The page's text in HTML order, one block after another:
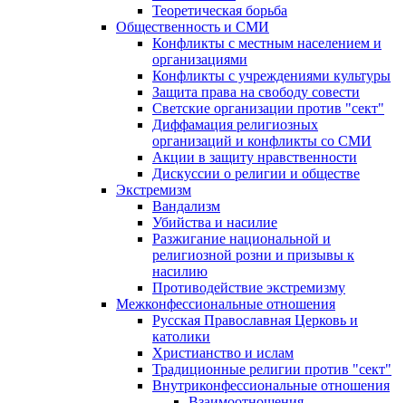
Теоретическая борьба
Общественность и СМИ
Конфликты с местным населением и
организациями
Конфликты с учреждениями культуры
Защита права на свободу совести
Светские организации против "сект"
Диффамация религиозных
организаций и конфликты со СМИ
Акции в защиту нравственности
Дискуссии о религии и обществе
Экстремизм
Вандализм
Убийства и насилие
Разжигание национальной и
религиозной розни и призывы к
насилию
Противодействие экстремизму
Межконфессиональные отношения
Русская Православная Церковь и
католики
Христианство и ислам
Традиционные религии против "сект"
Внутриконфессиональные отношения